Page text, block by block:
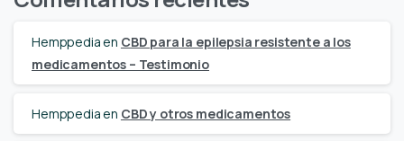
Hemppediaen CBD para la epilepsia resistente a los
medicamentos – Testimonio
Hemppediaen CBD y otros medicamentos